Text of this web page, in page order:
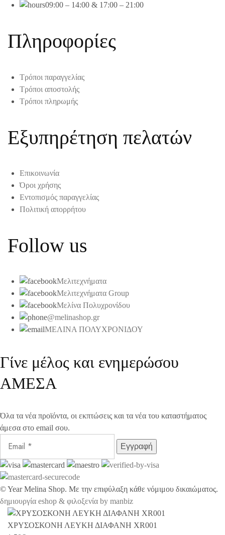
09:00 – 14:00 & 17:00 – 21:00
Πληροφορίες
Τρόποι παραγγελίας
Τρόποι αποστολής
Τρόποι πληρωμής
Εξυπηρέτηση πελατών
Επικοινωνία
Όροι χρήσης
Εντοπισμός παραγγελίας
Πολιτική απορρήτου
Follow us
Μελιτεχνήματα
Μελιτεχνήματα Group
Μελίνα Πολυχρονίδου
@melinashop.gr
ΜΕΛΙΝΑ ΠΟΛΥΧΡΟΝΙΔΟΥ
Γίνε μέλος και ενημερώσου
ΑΜΕΣΑ
Όλα τα νέα προϊόντα, οι εκπτώσεις και τα νέα του καταστήματος
άμεσα στο email σου.
©YearMelina Shop. Με την επιφύλαξη κάθε νόμιμου δικαιώματος.
δημιουργία eshop & φιλοξενία by manbiz
ΧΡΥΣΟΣΚΟΝΗ ΛΕΥΚΗ ΔΙΑΦΑΝΗ XR001